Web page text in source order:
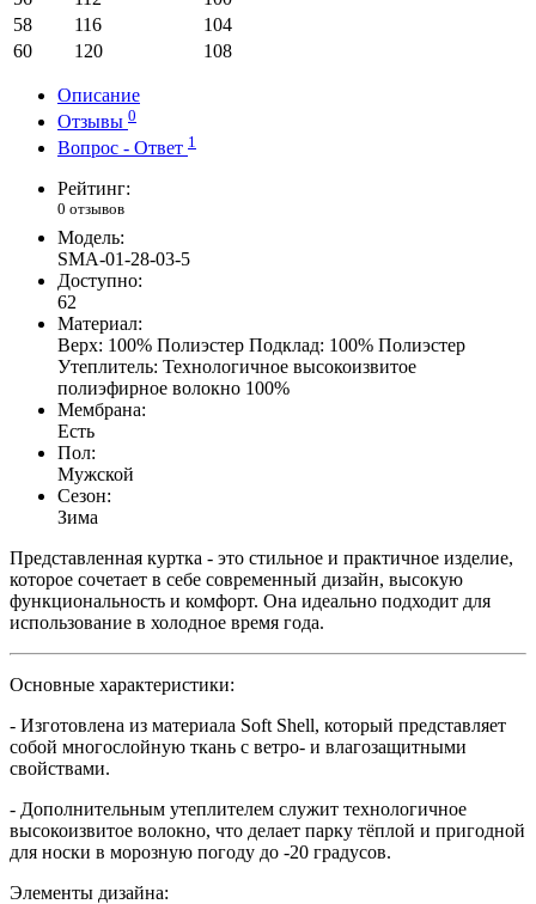
58
116
104
60
120 108
Описание
Отзывы 0
Вопрос - Ответ 1
Рейтинг:
0 отзывов
Модель:
SMA-01-28-03-5
Доступно:
62
Материал:
Верх: 100% Полиэстер Подклад: 100% Полиэстер
Утеплитель: Технологичное высокоизвитое
полиэфирное волокно 100%
Мембрана:
Есть
Пол:
Мужской
Сезон:
Зима
Представленная куртка - это стильное и практичное изделие,
которое сочетает в себе современный дизайн, высокую
функциональность и комфорт. Она идеально подходит для
использование в холодное время года.
Основные характеристики:
- Изготовлена из материала Soft Shell, который представляет
собой многослойную ткань с ветро- и влагозащитными
свойствами.
- Дополнительным утеплителем служит технологичное
высокоизвитое волокно, что делает парку тёплой и пригодной
для носки в морозную погоду до -20 градусов.
Элементы дизайна: